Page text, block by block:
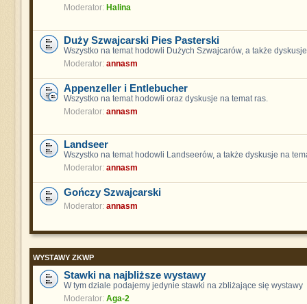
Moderator: Halina
Duży Szwajcarski Pies Pasterski
Wszystko na temat hodowli Dużych Szwajcarów, a także
Moderator: annasm
Appenzeller i Entlebucher
Wszystko na temat hodowli oraz dyskusje na temat ras.
Moderator: annasm
Landseer
Wszystko na temat hodowli Landseerów, a także dyskusje na
Moderator: annasm
Gończy Szwajcarski
Moderator: annasm
WYSTAWY ZKWP
Stawki na najbliższe wystawy
W tym dziale podajemy jedynie stawki na zbliżające się wystawy
Moderator: Aga-2